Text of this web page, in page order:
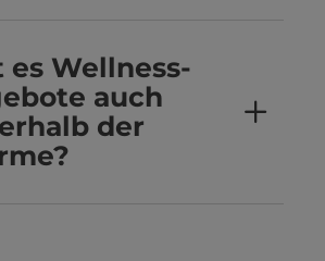
es Wellness-
auch
der